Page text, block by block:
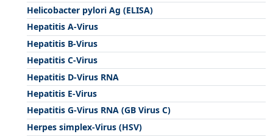
Helicobacter pylori Ag (ELISA)
Hepatitis A-Virus
Hepatitis B-Virus
Hepatitis C-Virus
Hepatitis D-Virus RNA
Hepatitis E-Virus
Hepatitis G-Virus RNA (GB Virus C)
Herpes simplex-Virus (HSV)